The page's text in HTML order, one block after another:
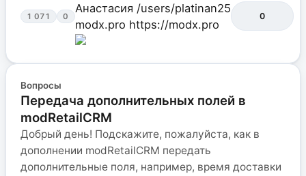
1 071 0
Анастасия /users/platinan25
modx.pro https://modx.pro
0
Вопросы
Передача дополнительных полей в
modRetailCRM
Добрый день! Подскажите, пожалуйста, как в
дополнении modRetailCRM передать
дополнительные поля, например, время доставки